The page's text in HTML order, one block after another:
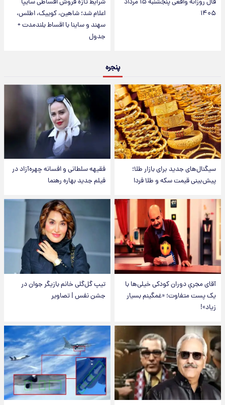
فال روزانه واقعی پنجشنبه ۱۵ مرداد
۱۴۰۵
شرایط تازه فروش اقساطی سایپا
اعلام شد؛ شاهین، کوییک، اطلس،
سهند و ساینا با اقساط بلندمدت +
جدول
پنجره
سیگنال‌های جدید برای بازار طلا؛
پیش‌بینی قیمت سکه و طلا فردا
فقیهه سلطانی و افسانه چهره‌آزاد در
فیلم جدید بهاره رهنما
آقای مجریِ دوران کودکی خیلی‌ها با
یک پست متفاوت؛ «غمگینم بسیار
زیاد»!
تیپ گل‌گلی خانم بازیگر جوان در
جشن نفس | تصاویر